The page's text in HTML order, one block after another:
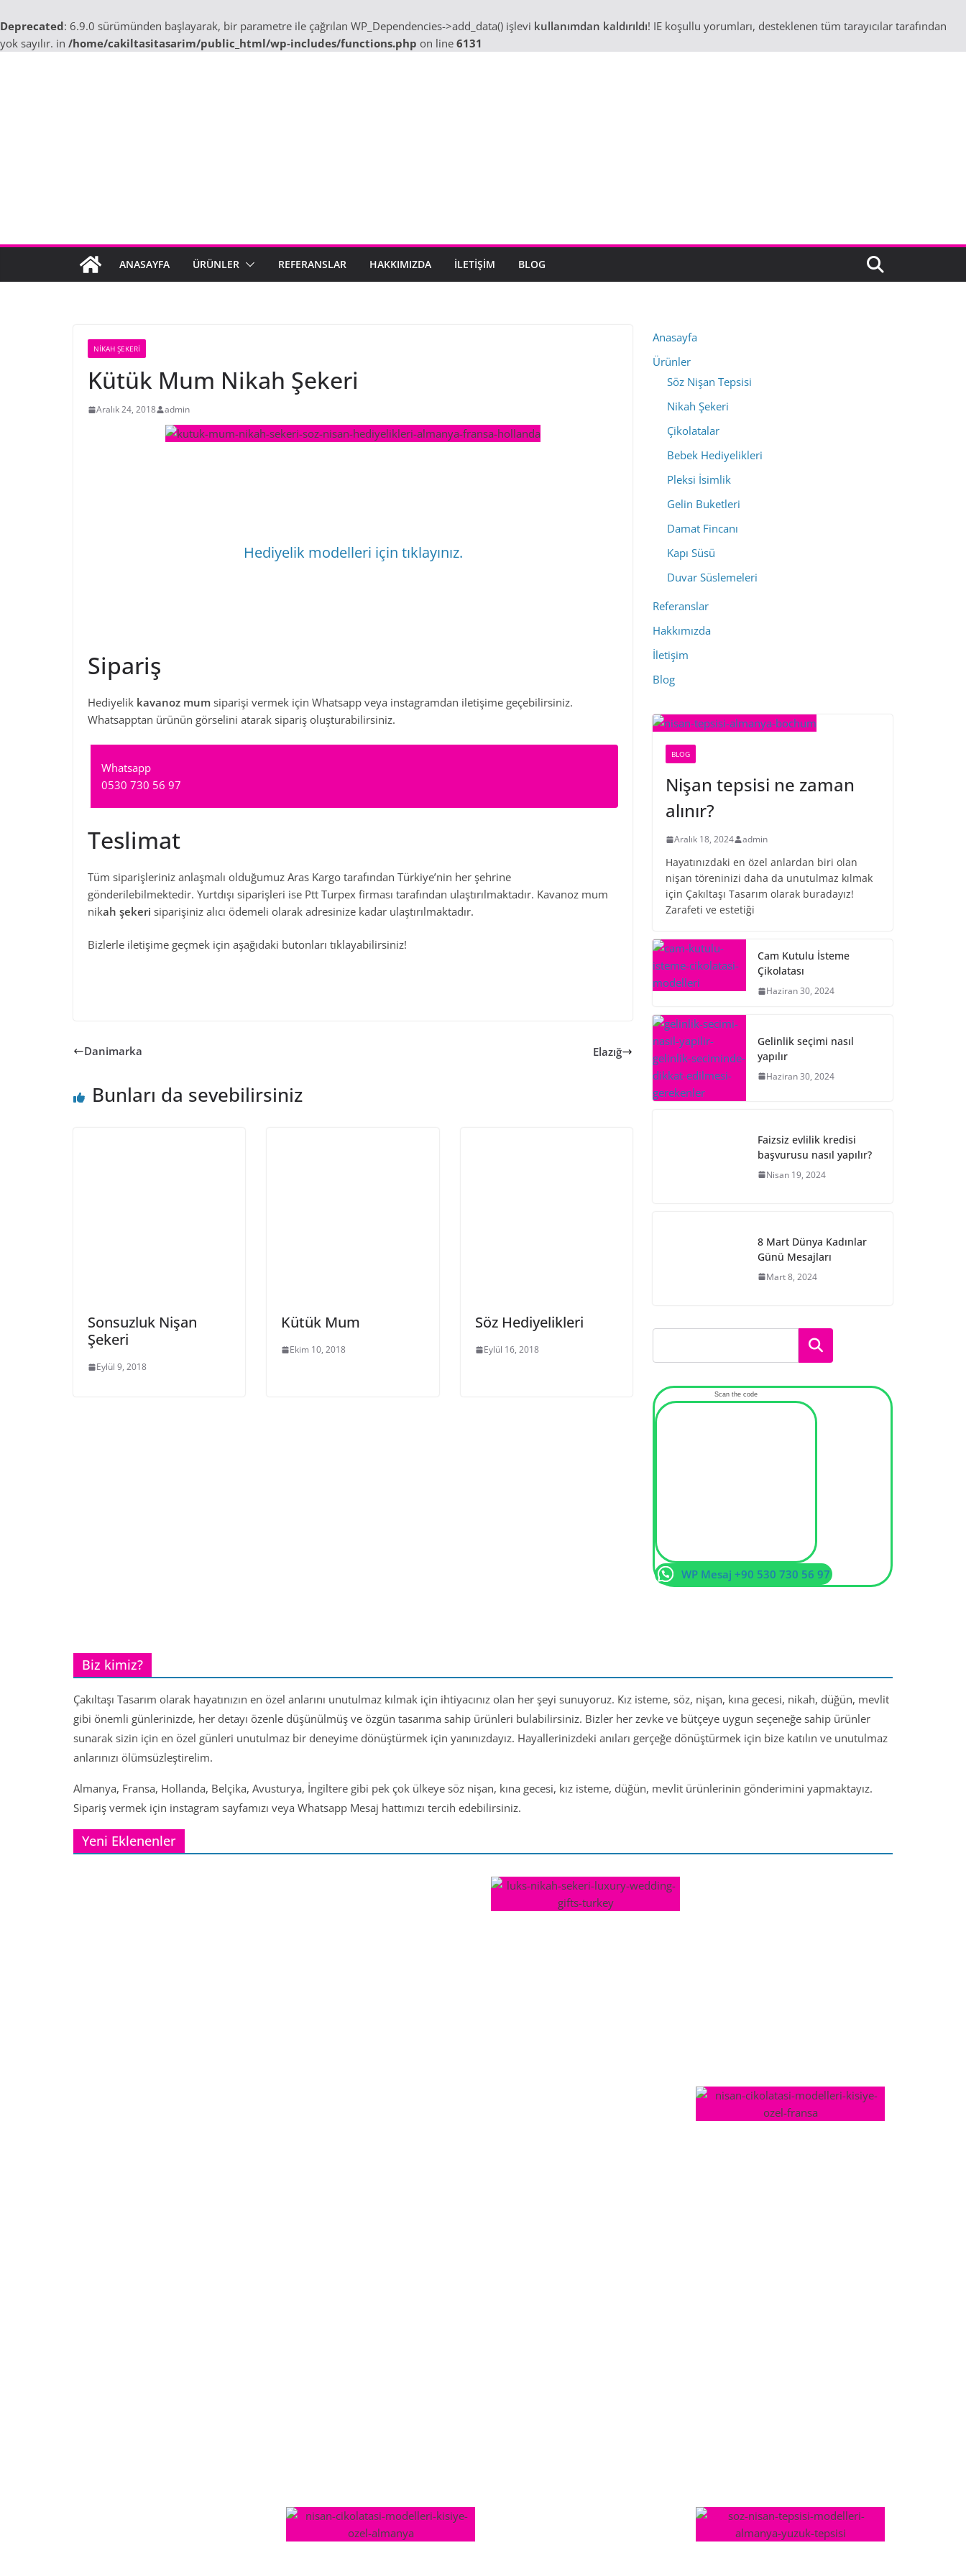
Deprecated: 6.9.0 sürümünden başlayarak, bir parametre ile çağrılan WP_Dependencies->add_data() işlevi kullanımdan kaldırıldı! IE koşullu yorumları, desteklenen tüm tarayıcılar tarafından
yok sayılır. in /home/cakiltasitasarim/public_html/wp-includes/functions.php on line 6131
ANASAYFA ÜRÜNLER REFERANSLAR HAKKIMIZDA İLETIŞIM BLOG
NIKAH ŞEKERI
Kütük Mum Nikah Şekeri
Aralık 24, 2018 admin
Hediyelik modelleri için tıklayınız.
Sipariş
Hediyelik kavanoz mum siparişi vermek için Whatsapp veya instagramdan iletişime geçebilirsiniz.
Whatsapptan ürünün görselini atarak sipariş oluşturabilirsiniz.
Whatsapp
0530 730 56 97
Teslimat
Tüm siparişleriniz anlaşmalı olduğumuz Aras Kargo tarafından Türkiye’nin her şehrine
gönderilebilmektedir. Yurtdışı siparişleri ise Ptt Turpex firması tarafından ulaştırılmaktadır. Kavanoz mum
nikah şekeri siparişiniz alıcı ödemeli olarak adresinize kadar ulaştırılmaktadır.
Bizlerle iletişime geçmek için aşağıdaki butonları tıklayabilirsiniz!
Danimarka Elazığ
Bunları da sevebilirsiniz
Sonsuzluk Nişan
Şekeri
Eylül 9, 2018
Kütük Mum
Ekim 10, 2018
Söz Hediyelikleri
Eylül 16, 2018
Anasayfa
Ürünler
Söz Nişan Tepsisi
Nikah Şekeri
Çikolatalar
Bebek Hediyelikleri
Pleksi İsimlik
Gelin Buketleri
Damat Fincanı
Kapı Süsü
Duvar Süslemeleri
Referanslar
Hakkımızda
İletişim
Blog
BLOG
Nişan tepsisi ne zaman
alınır?
Aralık 18, 2024 admin
Hayatınızdaki en özel anlardan biri olan
nişan töreninizi daha da unutulmaz kılmak
için Çakıltaşı Tasarım olarak buradayız!
Zarafeti ve estetiği
Cam Kutulu İsteme
Çikolatası
Haziran 30, 2024
Gelinlik seçimi nasıl
yapılır
Haziran 30, 2024
Faizsiz evlilik kredisi
başvurusu nasıl yapılır?
Nisan 19, 2024
8 Mart Dünya Kadınlar
Günü Mesajları
Mart 8, 2024
Ara
Scan the code
WP Mesaj +90 530 730 56 97
Biz kimiz?
Çakıltaşı Tasarım olarak hayatınızın en özel anlarını unutulmaz kılmak için ihtiyacınız olan her şeyi sunuyoruz. Kız isteme, söz, nişan, kına gecesi, nikah, düğün, mevlit
gibi önemli günlerinizde, her detayı özenle düşünülmüş ve özgün tasarıma sahip ürünleri bulabilirsiniz. Bizler her zevke ve bütçeye uygun seçeneğe sahip ürünler
sunarak sizin için en özel günleri unutulmaz bir deneyime dönüştürmek için yanınızdayız. Hayallerinizdeki anıları gerçeğe dönüştürmek için bize katılın ve unutulmaz
anlarınızı ölümsüzleştirelim.
Almanya, Fransa, Hollanda, Belçika, Avusturya, İngiltere gibi pek çok ülkeye söz nişan, kına gecesi, kız isteme, düğün, mevlit ürünlerinin gönderimini yapmaktayız.
Sipariş vermek için instagram sayfamızı veya Whatsapp Mesaj hattımızı tercih edebilirsiniz.
Yeni Eklenenler